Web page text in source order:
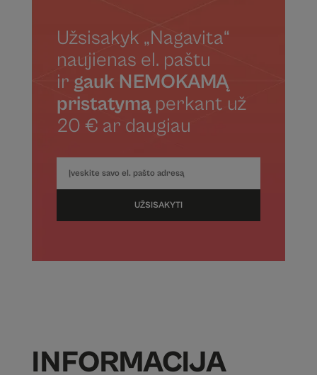
Užsisakyk „Nagavita“
naujienas el. paštu
ir gauk NEMOKAMĄ
pristatymąperkant už
20 € ar daugiau
UŽSISAKYTI
INFORMACIJA